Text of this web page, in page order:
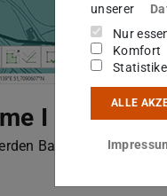
I
Basisinhalte
unserer
Nur
Komfort
ALLE